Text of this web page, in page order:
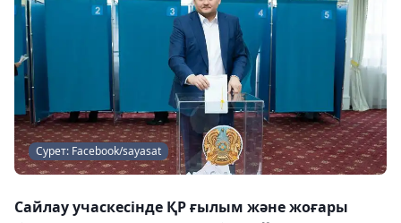
Сурет: Facebook/sayasat
Сайлау учаскесінде ҚР ғылым және жоғары